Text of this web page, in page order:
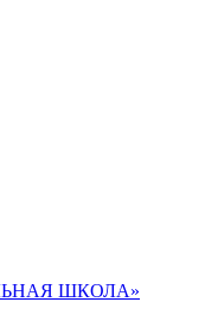
ШКОЛА»